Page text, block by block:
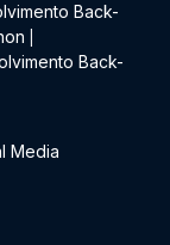
Back-
Back-
Media